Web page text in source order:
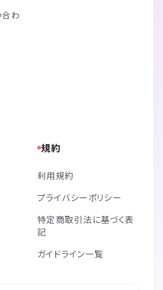
合わ
規約
利用規約
プライバシーポリシー
特定商取引法に基づく表
記
ガイドライン一覧